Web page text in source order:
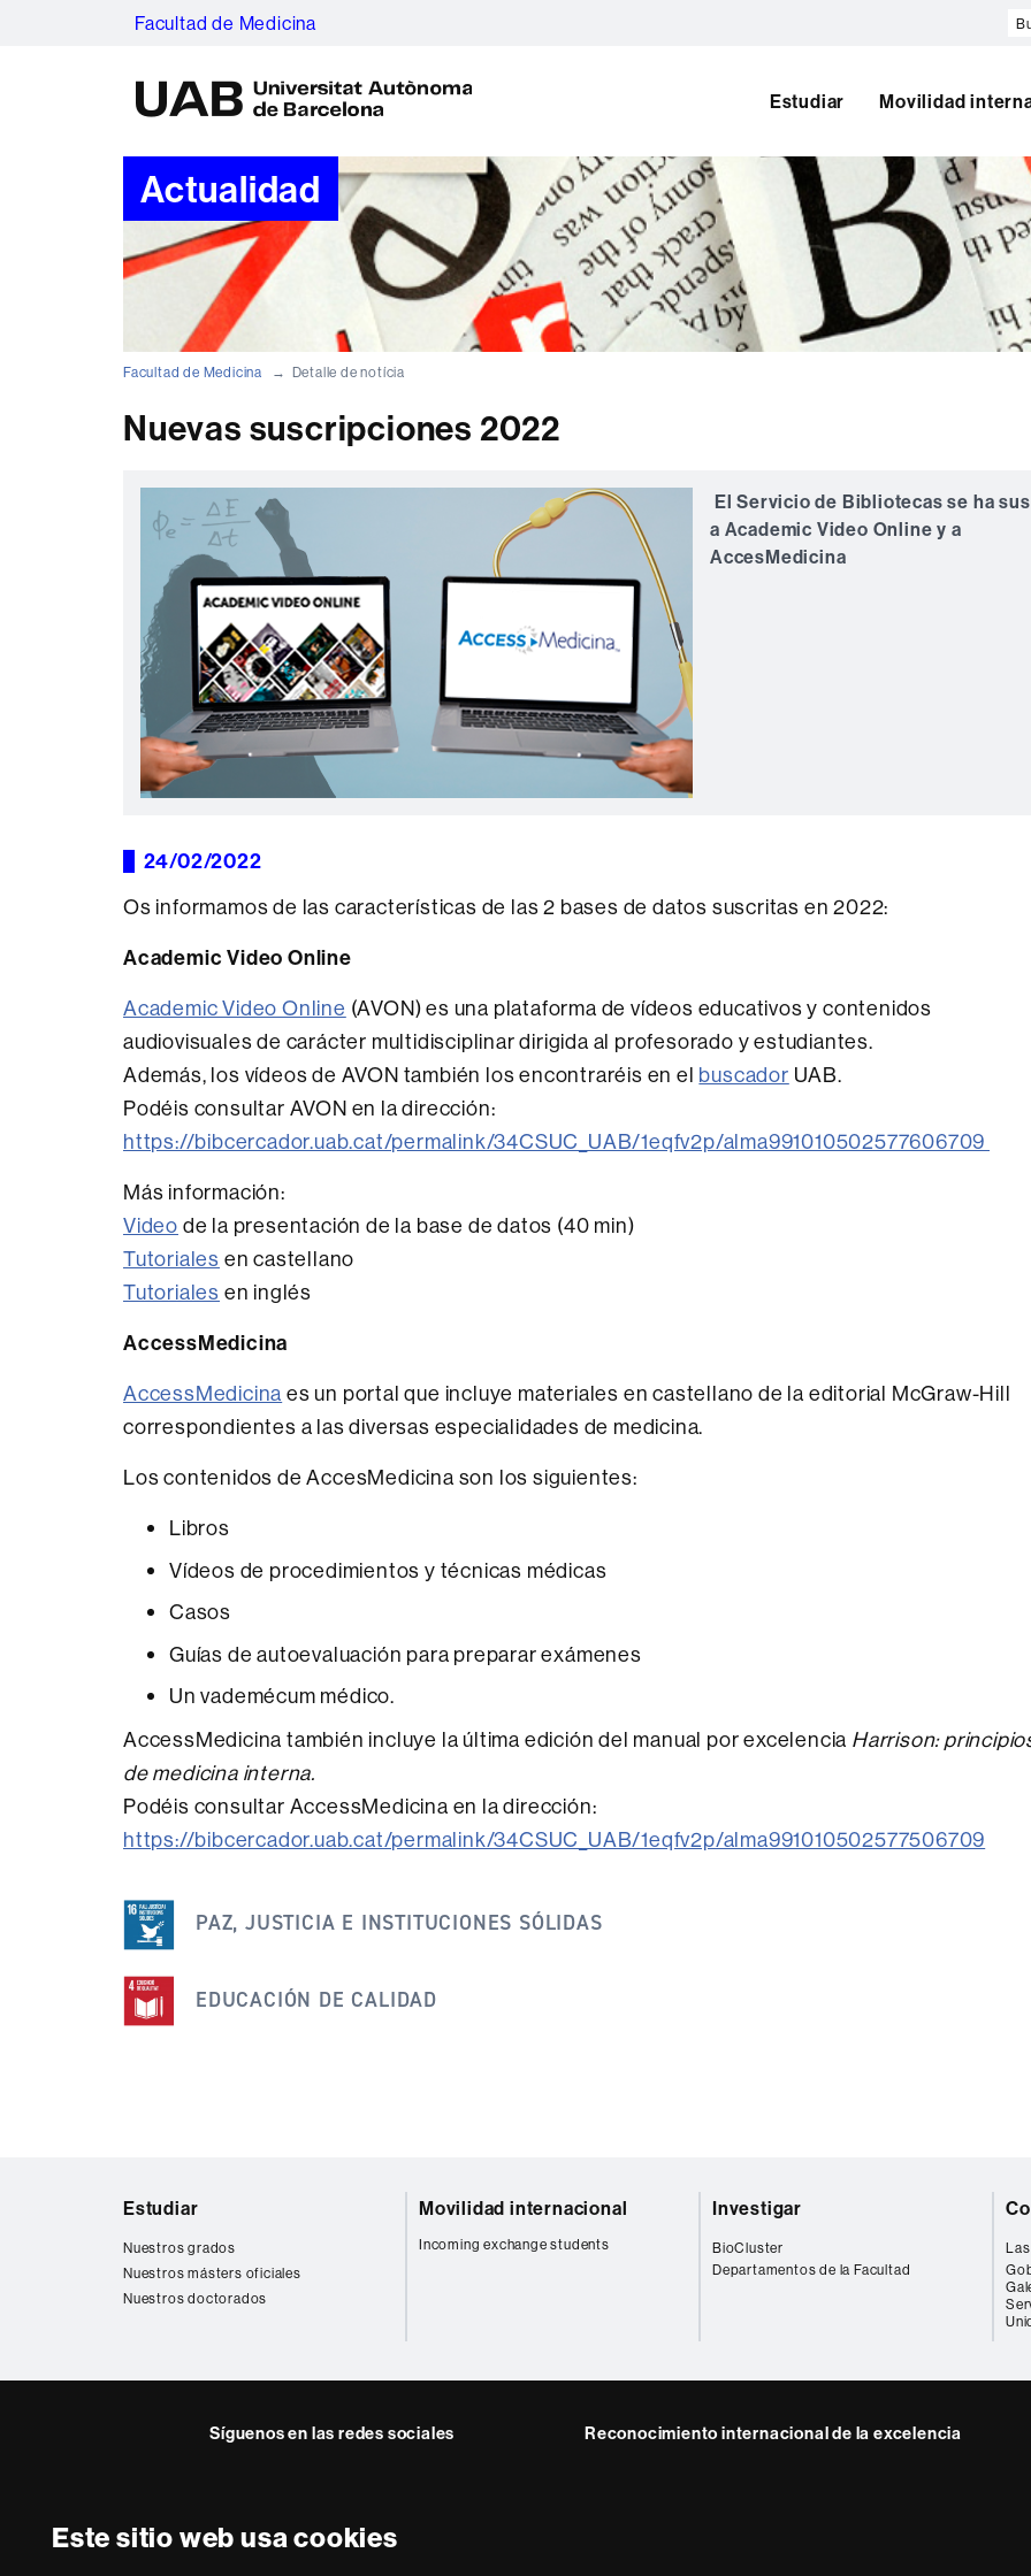
Este sitio web usa cookies
Facultad de Medicina
A
Estudiar Movilidad
Actualidad
Facultad de Medicina Detalle de notícia
Nuevas suscripciones 2022
El Servicio de Bibliotecas se ha
a Academic Video Online y a
AccesMedicina
24/02/2022
Os informamos de las características de las 2 bases de datos suscritas en 2022:
Academic Video Online
Academic Video Online (AVON) es una plataforma de vídeos educativos y contenidos
audiovisuales de carácter multidisciplinar dirigida al profesorado y estudiantes.
Además, los vídeos de AVON también los encontraréis en el buscador UAB.
Podéis consultar AVON en la dirección:
https://bibcercador.uab.cat/permalink/34CSUC_UAB/1eqfv2p/alma991010502577606709
Más información:
Video de la presentación de la base de datos (40 min)
Tutoriales en castellano
Tutoriales en inglés
AccessMedicina
AccessMedicina es un portal que incluye materiales en castellano de la editorial McGraw-Hill
correspondientes a las diversas especialidades de medicina.
Los contenidos de AccesMedicina son los siguientes:
Libros
Vídeos de procedimientos y técnicas médicas
Casos
Guías de autoevaluación para preparar exámenes
Un vademécum médico.
AccessMedicina también incluye la última edición del manual por excelencia Harrison:
de medicina interna.
Podéis consultar AccessMedicina en la dirección:
https://bibcercador.uab.cat/permalink/34CSUC_UAB/1eqfv2p/alma991010502577506709
noticia
se
engloba
dentro
PAZ, JUSTICIA E INSTITUCIONES SÓLIDAS
EDUCACIÓN DE CALIDAD
Estudiar
Nuestros grados
Nuestros másters oficiales
Nuestros doctorados
Movilidad internacional
Incoming exchange students
Investigar
BioCluster
Departamentos de la Facultad
Síguenos en las redes sociales Reconocimiento internacional de la excelencia
Sobre